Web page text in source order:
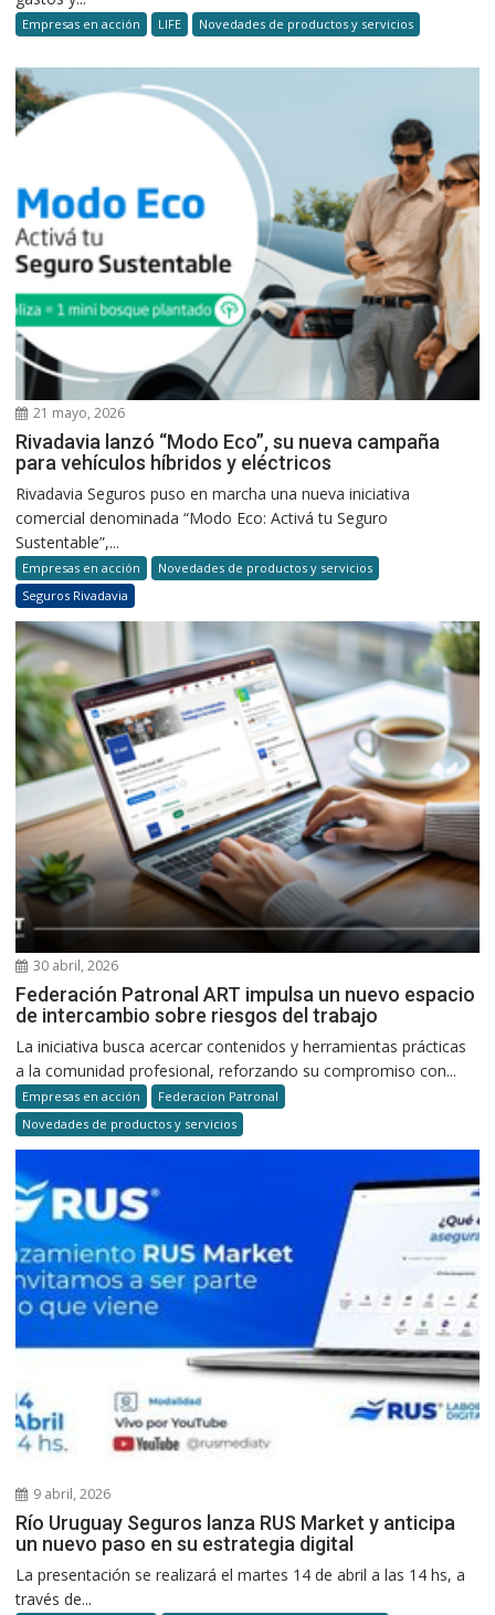
Empresas en acción LIFE Novedades de productos y servicios
21 mayo, 2026
Rivadavia lanzó “Modo Eco”, su nueva campaña
para vehículos híbridos y eléctricos
Rivadavia Seguros puso en marcha una nueva iniciativa
comercial denominada “Modo Eco: Activá tu Seguro
Sustentable”,...
Empresas en acción
Novedades de productos y servicios
Seguros Rivadavia
30 abril, 2026
Federación Patronal ART impulsa un nuevo espacio
de intercambio sobre riesgos del trabajo
La iniciativa busca acercar contenidos y herramientas prácticas
a la comunidad profesional, reforzando su compromiso con...
Empresas en acción
Federacion Patronal
Novedades de productos y servicios
9 abril, 2026
Río Uruguay Seguros lanza RUS Market y anticipa
un nuevo paso en su estrategia digital
La presentación se realizará el martes 14 de abril a las 14 hs, a
través de...